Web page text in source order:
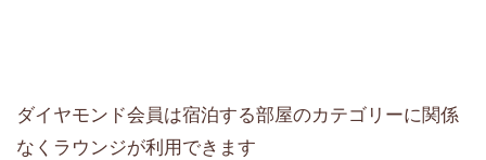
ダイヤモンド会員は宿泊する部屋のカテゴリーに関係
なくラウンジが利用できます